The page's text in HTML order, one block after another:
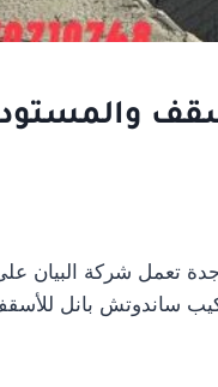
تعمل شركة البيان
ساندوتش بانل